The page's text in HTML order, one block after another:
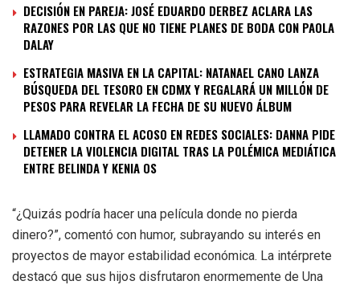
DECISIÓN EN PAREJA: JOSÉ EDUARDO DERBEZ ACLARA LAS
RAZONES POR LAS QUE NO TIENE PLANES DE BODA CON PAOLA
DALAY
ESTRATEGIA MASIVA EN LA CAPITAL: NATANAEL CANO LANZA
BÚSQUEDA DEL TESORO EN CDMX Y REGALARÁ UN MILLÓN DE
PESOS PARA REVELAR LA FECHA DE SU NUEVO ÁLBUM
LLAMADO CONTRA EL ACOSO EN REDES SOCIALES: DANNA PIDE
DETENER LA VIOLENCIA DIGITAL TRAS LA POLÉMICA MEDIÁTICA
ENTRE BELINDA Y KENIA OS
“¿Quizás podría hacer una película donde no pierda
dinero?”, comentó con humor, subrayando su interés en
proyectos de mayor estabilidad económica. La intérprete
destacó que sus hijos disfrutaron enormemente de Una